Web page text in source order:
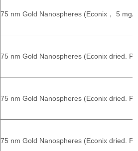
75 nm Gold Nanospheres (Econix， 5 mg/
75 nm Gold Nanospheres (Econix dried.
75 nm Gold Nanospheres (Econix dried.
75 nm Gold Nanospheres (Econix dried.